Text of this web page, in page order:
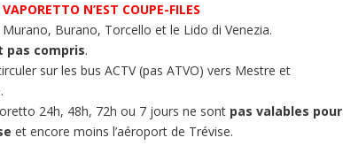
N’EST COUPE-FILES
Burano, Torcello et le Lido di Venezia.
pas compris.
sur les bus ACTV (pas ATVO) vers Mestre et
24h, 48h, 72h ou 7 jours ne sont pas valables pour
et encore moins l’aéroport de Trévise.